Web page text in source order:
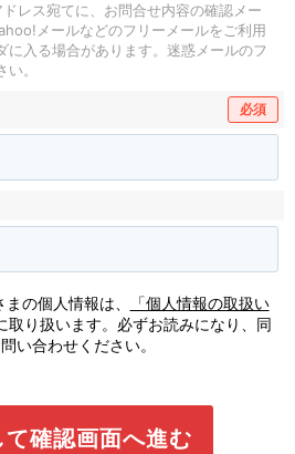
レス宛てに、お問合せ内容の確認メー
メールなどのフリーメールをご利用
入る場合があります。 迷惑メールのフ
。
必須
の個人情報は、
「個人情報の取扱い
取り扱います。必ずお読みになり、同
い合わせください。
て確認画面へ進む